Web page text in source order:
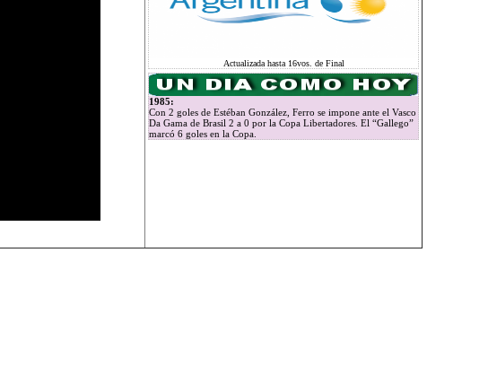
Actualizada hasta 16vos. de Final
1985:
Con 2 goles de Estéban González, Ferro se impone ante el Vasco
Da Gama de Brasil 2 a 0 por la Copa Libertadores. El “Gallego”
marcó 6 goles en la Copa.